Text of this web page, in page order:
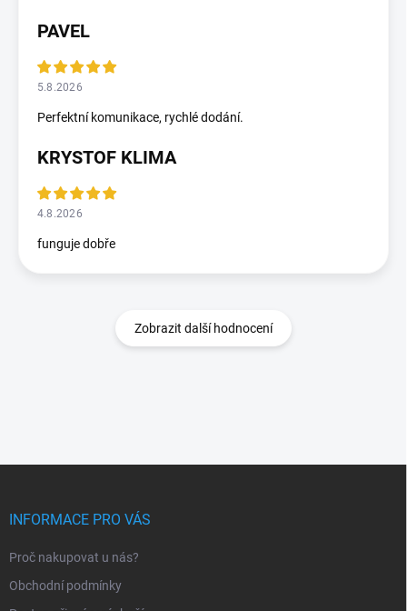
PAVEL
5.8.2026
Perfektní komunikace, rychlé dodání.
KRYSTOF KLIMA
4.8.2026
funguje dobře
Zobrazit další hodnocení
INFORMACE PRO VÁS
Proč nakupovat u nás?
Obchodní podmínky